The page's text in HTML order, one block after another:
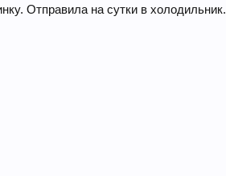
Отправила на сутки в холодильник.